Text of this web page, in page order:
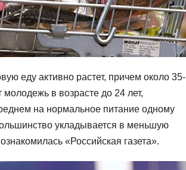
еду активно растет, причем около 35-
в возрасте до 24 лет,
на нормальное питание одному
укладывается в меньшую
«Российская газета».